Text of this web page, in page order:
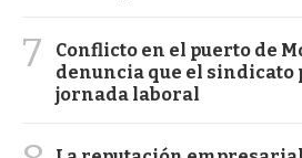
7
Conflicto en el puerto de
denuncia que el
jornada laboral